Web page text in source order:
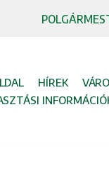
HÍREK